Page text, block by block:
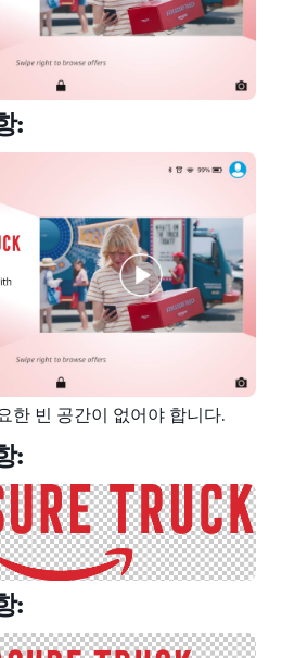
:
한 빈 공간이 없어야 합니다.
:
: